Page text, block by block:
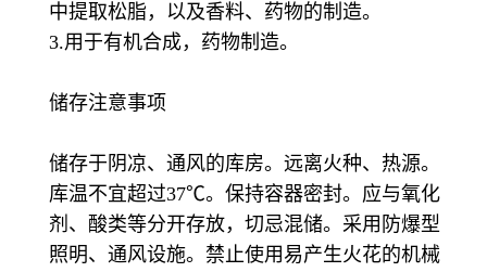
中提取松脂，以及香料、药物的制造。
3.用于有机合成，药物制造。
储存注意事项
储存于阴凉、通风的库房。远离火种、热源。
库温不宜超过37℃。保持容器密封。应与氧化
剂、酸类等分开存放，切忌混储。采用防爆型
照明、通风设施。禁止使用易产生火花的机械